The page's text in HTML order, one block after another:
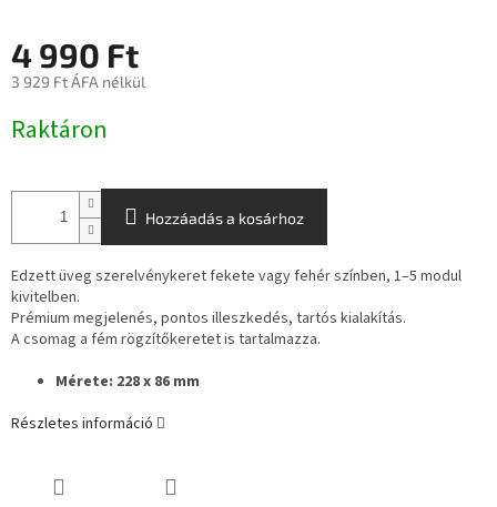
4 990 Ft
3 929 Ft ÁFA nélkül
Raktáron
Hozzáadás a kosárhoz
Edzett üveg szerelvénykeret fekete vagy fehér színben, 1–5 modul
kivitelben.
Prémium megjelenés, pontos illeszkedés, tartós kialakítás.
A csomag a fém rögzítőkeretet is tartalmazza.
Mérete: 228 x 86 mm
Részletes információ